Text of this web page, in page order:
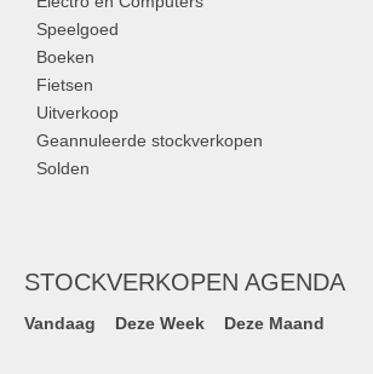
Speelgoed
Boeken
Fietsen
Uitverkoop
Geannuleerde stockverkopen
Solden
STOCKVERKOPEN AGENDA
Vandaag Deze Week Deze Maand